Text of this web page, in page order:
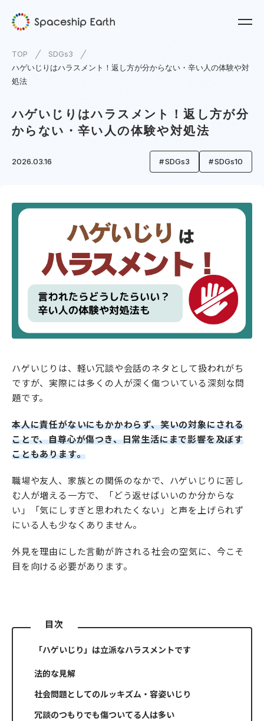
TOP
SDGs3
ハゲいじりはハラスメント！返し方が分からない・辛い人の体験や対
処法
ハゲいじりはハラスメント！返し方が分
からない・辛い人の体験や対処法
2026.03.16 SDGs3 SDGs10
ハゲいじりは、軽い冗談や会話のネタとして扱われがち
ですが、実際には多くの人が深く傷ついている深刻な問
題です。
本人に責任がないにもかかわらず、笑いの対象にされる
ことで、自尊心が傷つき、日常生活にまで影響を及ぼす
こともあります。
職場や友人、家族との関係のなかで、ハゲいじりに苦し
む人が増える一方で、「どう返せばいいのか分からな
い」「気にしすぎと思われたくない」と声を上げられず
にいる人も少なくありません。
外見を理由にした言動が許される社会の空気に、今こそ
目を向ける必要があります。
目次
「ハゲいじり」は立派なハラスメントです
法的な見解
社会問題としてのルッキズム・容姿いじり
冗談のつもりでも傷ついてる人は多い